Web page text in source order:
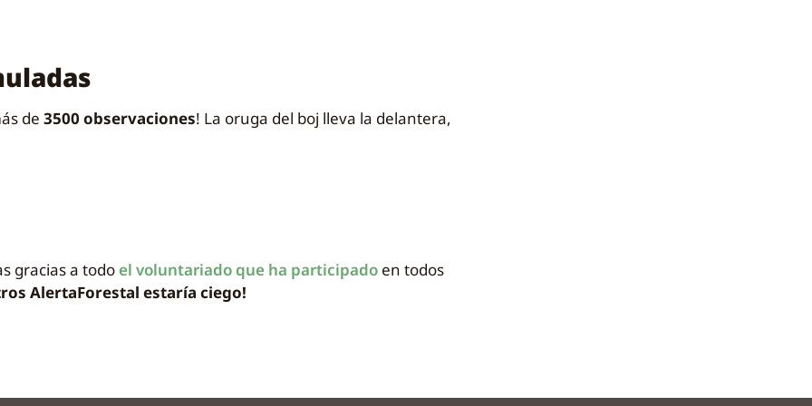
de 3500 observaciones! La oruga del boj lleva la delantera,
gracias a todo el voluntariado que ha participado en todos
AlertaForestal estaría ciego!